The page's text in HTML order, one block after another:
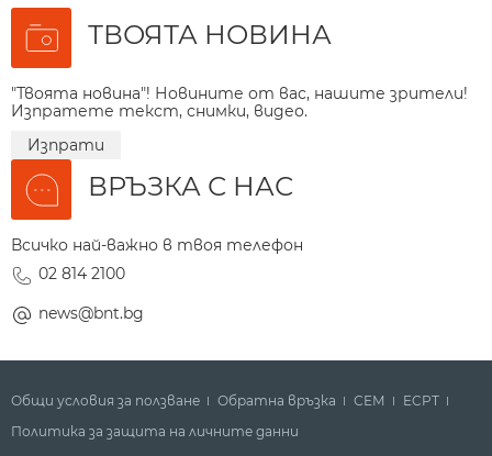
ТВОЯТА НОВИНА
"Твоята новина"! Новините от вас, нашите зрители!
Изпратете текст, снимки, видео.
Изпрати
ВРЪЗКА С НАС
Всичко най-важно в твоя телефон
02 814 2100
news@bnt.bg
Общи условия за ползване Обратна връзка СЕМ
ECPT
Политика за защита на личните данни